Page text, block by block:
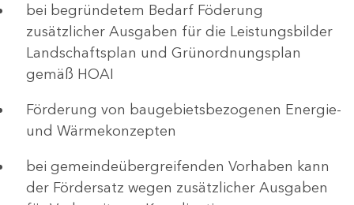
bei begründetem Bedarf Föderung
zusätzlicher Ausgaben für die Leistungsbilder
Landschaftsplan und Grünordnungsplan
gemäß HOAI
Förderung von baugebietsbezogenen Energie-
und Wärmekonzepten
bei gemeindeübergreifenden Vorhaben kann
der Fördersatz wegen zusätzlicher Ausgaben